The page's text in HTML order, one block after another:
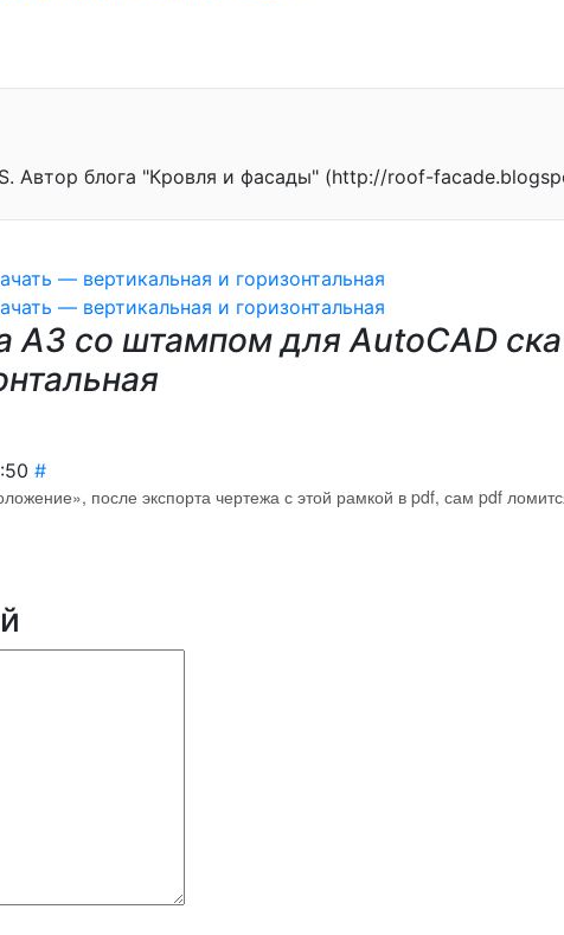
Автор блога "Кровля и фасады" (http://roof-
— вертикальная и горизонтальная
— вертикальная и горизонтальная
А3 со штампом для AutoCAD
#
после экспорта чертежа с этой рамкой в pdf, сам pdf